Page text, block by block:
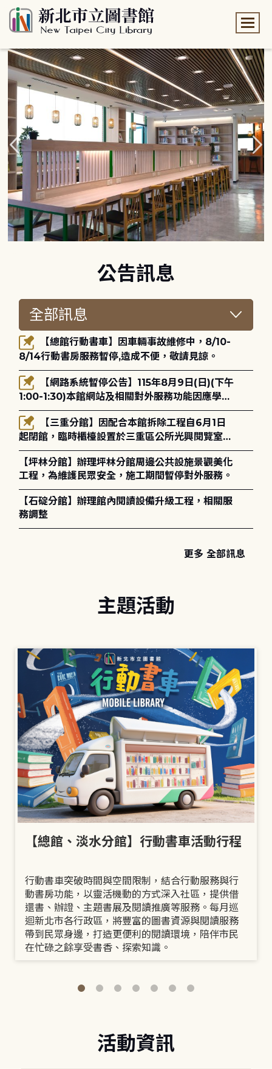
公告訊息
8/14行動書房服務暫停,造成不便，敬請見諒。
1:00-1:30)本館網站及相關對外服務功能因應學術
網路升級更新將暫停服務。
起閉館，臨時櫃檯設置於三重區公所光興閱覽室，
造成不便，敬請見諒。
【坪林分館】辦理坪林分館周邊公共設施景觀美化
工程，為維護民眾安全，施工期間暫停對外服務。
【石碇分館】辦理館內閱讀設備升級工程，相關服
務調整
更多 全部訊息
主題活動
【總館、淡水分館】行動書車活動行程
行動書車突破時間與空間限制，結合行動服務與行
動書房功能，以靈活機動的方式深入社區，提供借
還書、辦證、主題書展及閱讀推廣等服務。每月巡
迴新北市各行政區，將豐富的圖書資源與閱讀服務
帶到民眾身邊，打造更便利的閱讀環境，陪伴市民
在忙碌之餘享受書香、探索知識。
活動資訊